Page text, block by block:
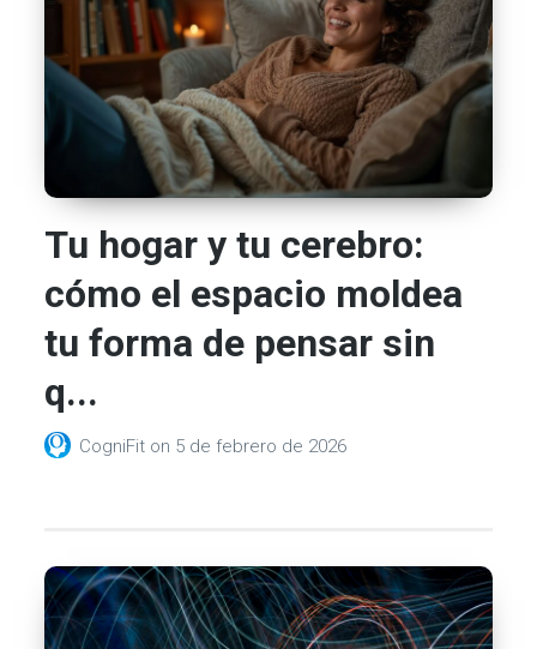
Tu hogar y tu cerebro:
cómo el espacio moldea
tu forma de pensar sin
q...
CogniFit on 5 de febrero de 2026